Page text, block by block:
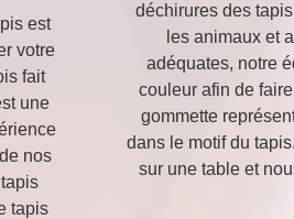
est
votre
fait
une
nos
tapis
déchirures des
les animaux et
adéquates, notre
couleur afin de
gommette
dans le motif du
sur une table et